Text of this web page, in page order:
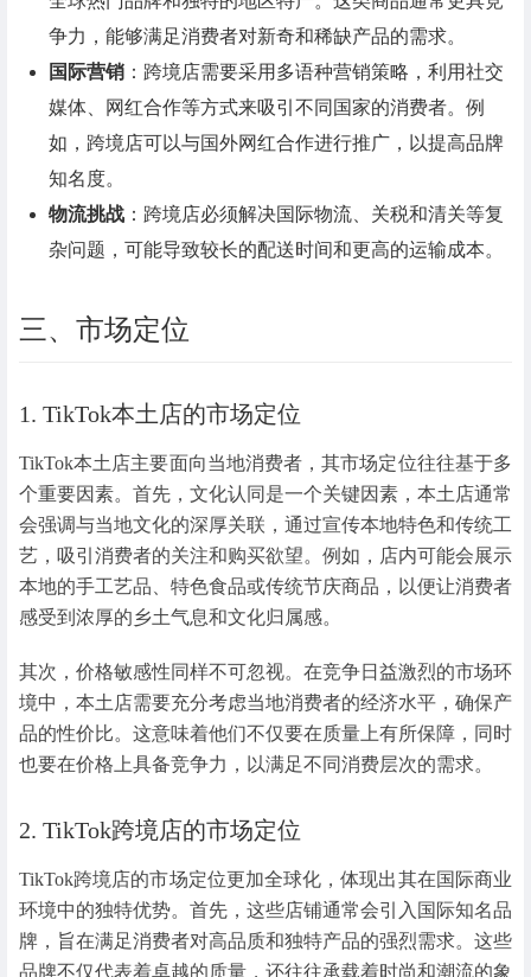
争力，能够满足消费者对新奇和稀缺产品的需求。
国际营销 ：跨境店需要采用多语种营销策略，利用社交
媒体、网红合作等方式来吸引不同国家的消费者。例
如，跨境店可以与国外网红合作进行推广，以提高品牌
知名度。
物流挑战 ：跨境店必须解决国际物流、关税和清关等复
杂问题，可能导致较长的配送时间和更高的运输成本。
三、市场定位
1. TikTok本土店的市场定位
TikTok本土店主要面向当地消费者，其市场定位往往基于多
个重要因素。首先，文化认同是一个关键因素，本土店通常
会强调与当地文化的深厚关联，通过宣传本地特色和传统工
艺，吸引消费者的关注和购买欲望。例如，店内可能会展示
本地的手工艺品、特色食品或传统节庆商品，以便让消费者
感受到浓厚的乡土气息和文化归属感。
其次，价格敏感性同样不可忽视。在竞争日益激烈的市场环
境中，本土店需要充分考虑当地消费者的经济水平，确保产
品的性价比。这意味着他们不仅要在质量上有所保障，同时
也要在价格上具备竞争力，以满足不同消费层次的需求。
2. TikTok跨境店的市场定位
TikTok跨境店的市场定位更加全球化，体现出其在国际商业
环境中的独特优势。首先，这些店铺通常会引入国际知名品
牌，旨在满足消费者对高品质和独特产品的强烈需求。这些
品牌不仅代表着卓越的质量，还往往承载着时尚和潮流的象